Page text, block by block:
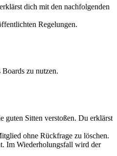
dich mit den nachfolgenden
Regelungen.
zu nutzen.
guten Sitten verstoßen. Du erklärst
ohne Rückfrage zu löschen.
Im Wiederholungsfall wird der